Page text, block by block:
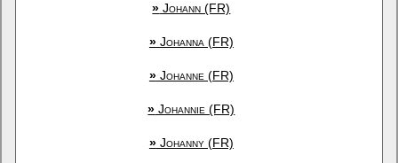
» Johann (FR)
»Johanna (FR)
»Johanne (FR)
» Johannie (FR)
»Johanny (FR)